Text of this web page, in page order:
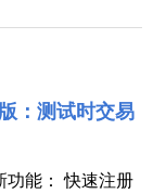
：测试时交易
功能： 快速注册